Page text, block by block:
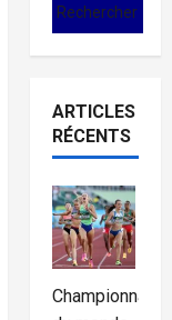
ARTICLES
RÉCENTS
Championnat